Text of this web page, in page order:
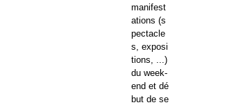
manifest
ations (s
pectacle
s, exposi
tions, ...)
du week-
end et dé
but de se